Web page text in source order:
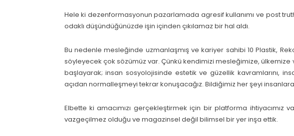
Hele ki dezenformasyonun pazarlamada agresif kullanımı ve post
odaklı düşündüğünüzde işin içinden çıkılamaz bir hal aldı.
Bu nedenle mesleğinde uzmanlaşmış ve kariyer sahibi 10 Plastik,
söyleyecek çok sözümüz var. Çünkü kendimizi mesleğimize, ülkemize
başlayarak; insan sosyolojisinde estetik ve güzellik kavramlarını,
açıdan normalleşmeyi tekrar konuşacağız. Bildiğimiz her şeyi
Elbette ki amacımızı gerçekleştirmek için bir platforma ihtiyacımız
vazgeçilmez olduğu ve magazinsel değil bilimsel bir yer inşa ettik.